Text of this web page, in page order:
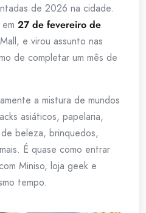
de 2026 na cidade.
27 de fevereiro de
e virou assunto nas
de completar um mês de
a mistura de mundos
asiáticos, papelaria,
beleza, brinquedos,
É quase como entrar
Miniso, loja geek e
tempo.